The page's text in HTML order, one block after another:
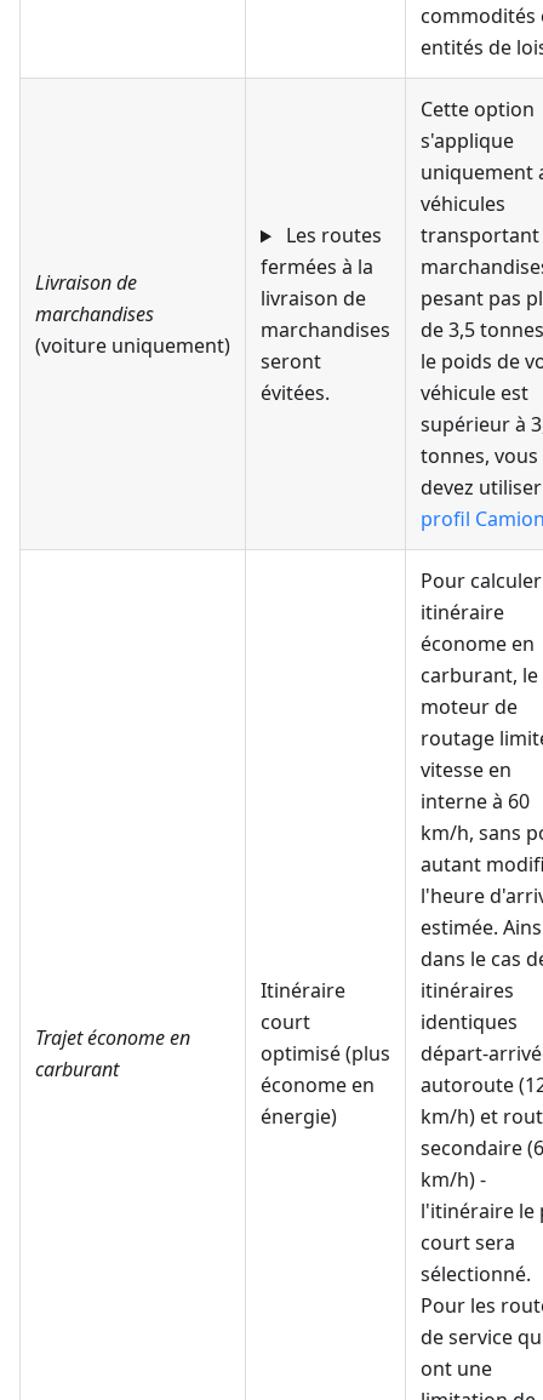
commodités
entités de
Livraison de
marchandises
(voiture uniquement)
Les routes
fermées à la
livraison de
marchandises
seront
évitées.
Cette option
s'applique
uniquement
véhicules
transportant
pesant pas
de 3,5
le poids de
véhicule est
supérieur à
tonnes, vous
devez
profil
Trajet économe en
carburant
Itinéraire
court
optimisé (plus
économe en
énergie)
Pour
itinéraire
économe en
carburant, le
moteur de
routage
vitesse en
interne à 60
km/h, sans
autant
l'heure
estimée.
dans le cas
itinéraires
identiques
départ-
autoroute
km/h) et
secondaire
km/h) -
l'itinéraire le
court sera
sélectionné.
Pour les
de service
ont une